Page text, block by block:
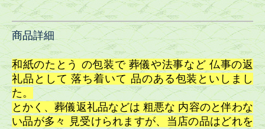
商品詳細
和紙のたとう の包装で 葬儀や法事など 仏事の返
礼品として 落ち着いて 品のある包装といしまし
た。
とかく、葬儀返礼品などは 粗悪な 内容のと伴わな
い品が多々 見受けられますが、当店の品はどれを